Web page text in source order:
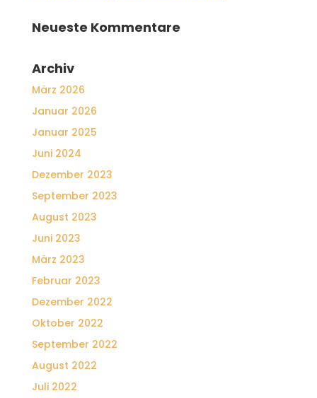
Neueste Kommentare
Archiv
März 2026
Januar 2026
Januar 2025
Juni 2024
Dezember 2023
September 2023
August 2023
Juni 2023
März 2023
Februar 2023
Dezember 2022
Oktober 2022
September 2022
August 2022
Juli 2022